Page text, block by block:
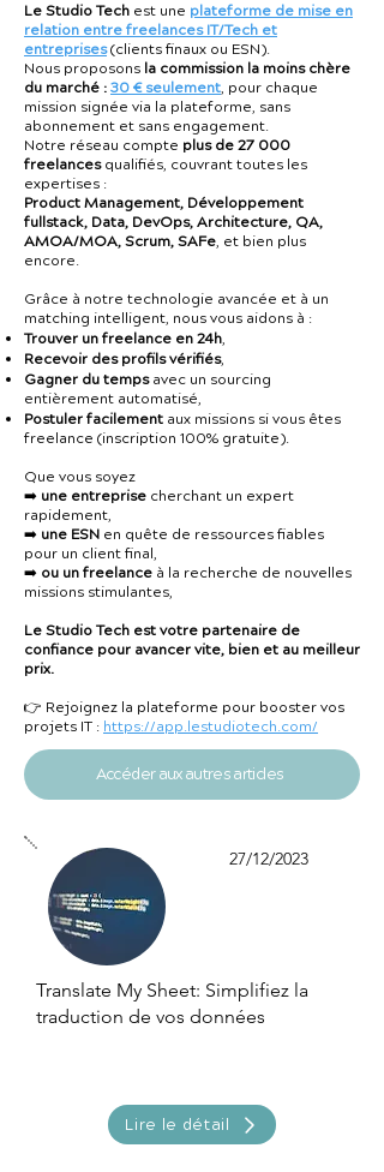
Le Studio Tech est une plateforme de mise en
relation entre freelances IT/Tech et
entreprises(clients finaux ou ESN).
Nous proposons la commission la moins chère
du marché :30 € seulement, pour chaque
mission signée via la plateforme, sans
abonnement et sans engagement.
Notre réseau compte plus de 27 000
freelancesqualifiés, couvrant toutes les
expertises :
Product Management, Développement
fullstack, Data, DevOps, Architecture, QA,
AMOA/MOA, Scrum, SAFe, et bien plus
encore.
Grâce à notre technologie avancée et à un
matching intelligent, nous vous aidons à :
Trouver un freelance en 24h,
Recevoir des profils vérifiés,
Gagner du tempsavec un sourcing
entièrement automatisé,
Postuler facilement aux missions si vous êtes
freelance (inscription 100% gratuite).
Que vous soyez
➡️ une entreprise cherchant un expert
rapidement,
➡️ une ESN en quête de ressources fiables
pour un client final,
➡️ ou un freelance à la recherche de nouvelles
missions stimulantes,
Le Studio Tech est votre partenaire de
confiance pour avancer vite, bien et au meilleur
prix.
👉 Rejoignez la plateforme pour booster vos
projets IT : https://app.lestudiotech.com/
Accéder aux autres articles
27/12/2023
Translate My Sheet: Simplifiez la
traduction de vos données
Lire le détail